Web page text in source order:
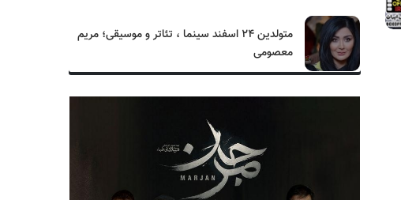
متولدین ۲۴ اسفند سینما ، تئاتر و موسیقی؛ مریم
معصومی